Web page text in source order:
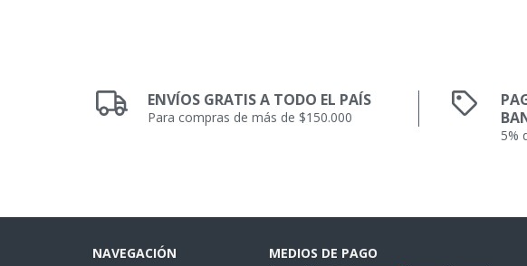
ENVÍOS GRATIS A TODO EL PAÍS
Para compras de más de $150.000
5%
NAVEGACIÓN
MEDIOS DE PAGO